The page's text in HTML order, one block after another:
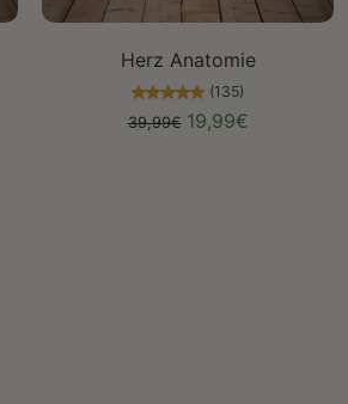
Herz Anatomie
(135)
39,99€ 19,99€